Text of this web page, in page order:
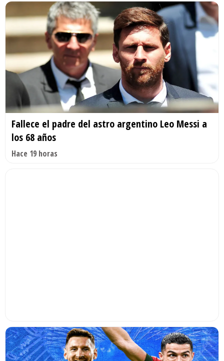
Fallece el padre del astro argentino Leo Messi a
los 68 años
Hace 19 horas